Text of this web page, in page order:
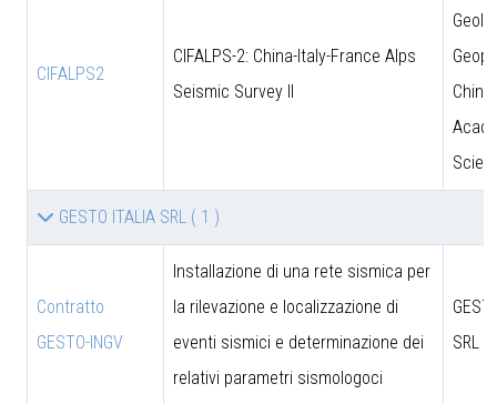
CIFALPS2
CIFALPS-2: China-Italy-France Alps
Seismic Survey II
GESTO ITALIA SRL ( 1 )
Contratto
GESTO-INGV
Installazione di una rete sismica per
la rilevazione e localizzazione di
eventi sismici e determinazione dei
relativi parametri sismologoci
SRL